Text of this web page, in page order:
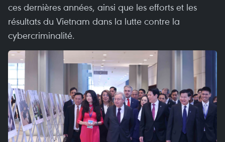
ces dernières années, ainsi que les efforts et les
résultats du Vietnam dans la lutte contre la
cybercriminalité.